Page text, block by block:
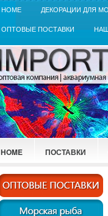
HOME ДЕКОРАЦИИ ДЛЯ
ОПТОВЫЕ ПОСТАВКИ
HOME ПОСТАВКИ